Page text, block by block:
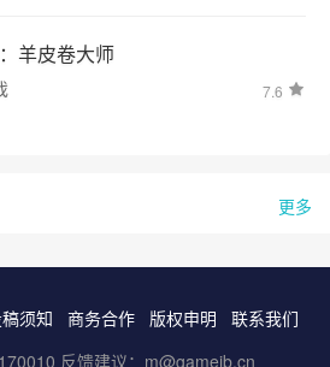
羊皮卷大师
7.6
更多
须知 商务合作 版权申明
联系我们
反馈建议：m@gameib.cn